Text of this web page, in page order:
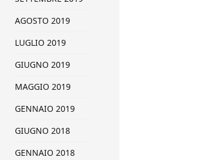
AGOSTO 2019
LUGLIO 2019
GIUGNO 2019
MAGGIO 2019
GENNAIO 2019
GIUGNO 2018
GENNAIO 2018